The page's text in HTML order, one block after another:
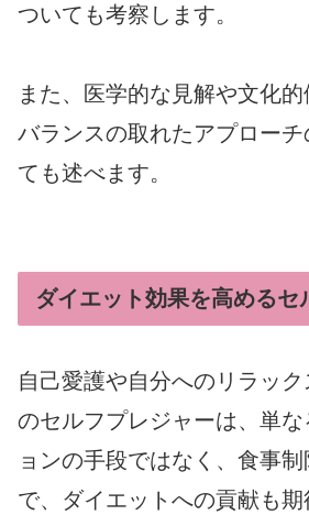
ついても考察します。
また、医学的な見解や文化的
バランスの取れたアプロー
ても述べます。
ダイエット効果を高めるセ
自己愛護や自分へのリラッ
のセルフプレジャーは、単
ョンの手段ではなく、食事
で、ダイエットへの貢献も